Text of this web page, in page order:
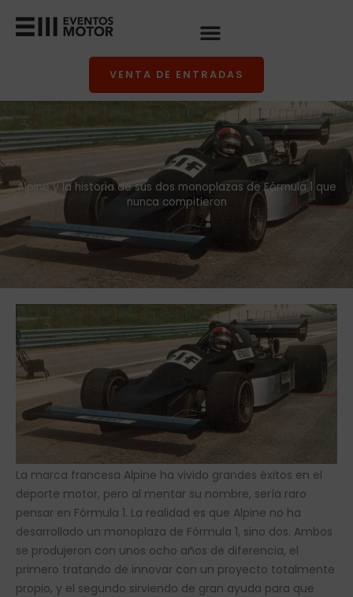
VENTA DE ENTRADAS
Alpine y la historia de sus dos monoplazas de Fórmula 1 que
nunca compitieron
La marca francesa Alpine ha vivido grandes éxitos en el
deporte motor, pero al mentar su nombre, sería raro
pensar en Fórmula 1. La realidad es que Alpine no ha
desarrollado un monoplaza de Fórmula 1, sino dos. Ambos
se produjeron con unos ocho años de diferencia, el
primero tratando de innovar con un proyecto totalmente
propio, y el segundo sirviendo de gran ayuda para que